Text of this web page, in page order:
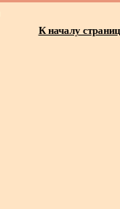
К началу